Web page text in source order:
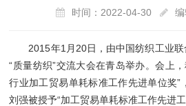
时间：2022-04-30
2015年1月20日，由中国纺织工业
“质量纺织”交流大会在青岛举办。会上
行业加工贸易单耗标准工作先进单位奖”
刘强被授予“加工贸易单耗标准工作先进工